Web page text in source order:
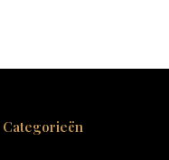
Categorieën